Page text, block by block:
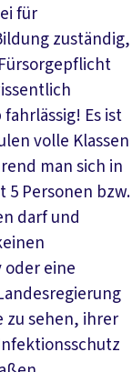
für
zuständig,
Es ist
volle Klassen
man sich in
Personen bzw.
darf und
oder eine
zu sehen, ihrer